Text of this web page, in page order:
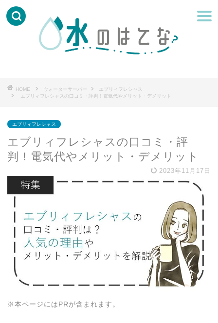
HOME ウォーターサーバー
エブリィフレシャス
エブリィフレシャスの口コミ・評判！電気代やメリット・デメリット
エブリィフレシャス
エブリィフレシャスの口コミ・評
判！電気代やメリット・デメリット
2023年11月17日
※本ページにはPRが含まれます。